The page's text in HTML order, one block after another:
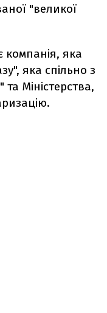
"великої
компанія, яка
яка спільно з
Міністерства,